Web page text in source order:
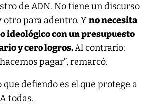
de ADN. No tiene un discurso
otro para adentro. Yno necesita
ideológico con un presupuesto
y cero logros.Al contrario:
pagar”, remarcó.
defiendo es el que protege a
todas.